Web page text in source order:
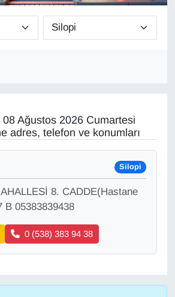
08 Ağustos 2026 Cumartesi
adres, telefon ve konumları
Silopi
8. CADDE(Hastane
B 05383839438
0 (538) 383 94 38